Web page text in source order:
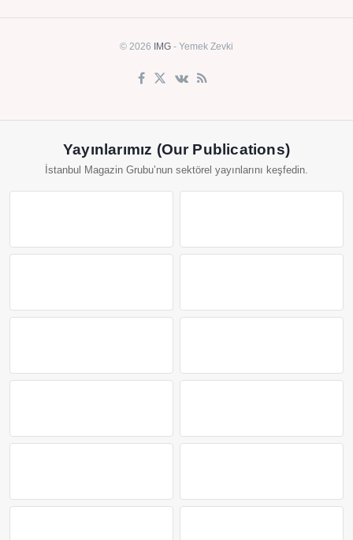
© 2026 IMG - Yemek Zevki
Yayınlarımız (Our Publications)
İstanbul Magazin Grubu’nun sektörel yayınlarını keşfedin.